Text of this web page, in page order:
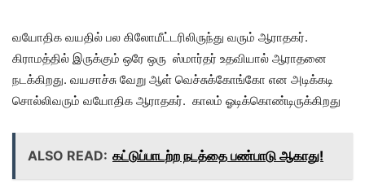
வயோதிக வயதில் பல கிலோமீட்டரிலிருந்து வரும் ஆராதகர்.
கிராமத்தில் இருக்கும் ஒரே ஒரு ஸ்மார்தர் உதவியால் ஆராதனை
நடக்கிறது. வயசாச்சு வேறு ஆள் வெச்சுக்கோங்கோ என அடிக்கடி
சொல்லிவரும் வயோதிக ஆராதகர். காலம் ஓடிக்கொண்டிருக்கிறது
ALSO READ: கட்டுப்பாடற்ற நடத்தை பண்பாடு ஆகாது!